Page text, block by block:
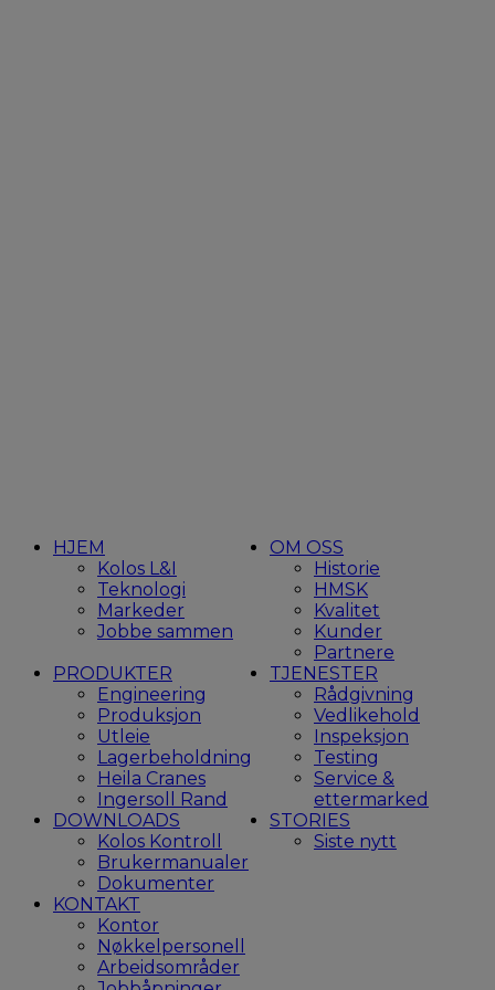
HJEM
Kolos L&I
Teknologi
Markeder
Jobbe sammen
OM OSS
Historie
HMSK
Kvalitet
Kunder
Partnere
PRODUKTER
Engineering
Produksjon
Utleie
Lagerbeholdning
Heila Cranes
Ingersoll Rand
TJENESTER
Rådgivning
Vedlikehold
Inspeksjon
Testing
Service &
ettermarked
DOWNLOADS
Kolos Kontroll
Brukermanualer
Dokumenter
STORIES
Siste nytt
KONTAKT
Kontor
Nøkkelpersonell
Arbeidsområder